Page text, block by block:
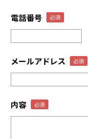
電話番号
メールアドレス
内容